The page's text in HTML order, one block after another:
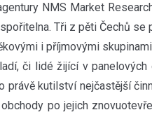
NMS Market
Tři z pěti Čechů se
i příjmovými
či lidé žijící v panelových
právě kutilství nejčastější
po jejich